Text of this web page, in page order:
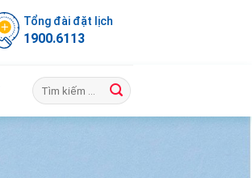
Tổng đài đặt lịch
1900.6113